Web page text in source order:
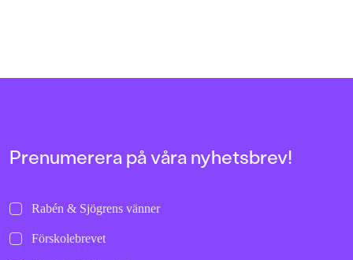
Prenumerera på våra nyhetsbrev!
Rabén & Sjögrens vänner
Förskolebrevet